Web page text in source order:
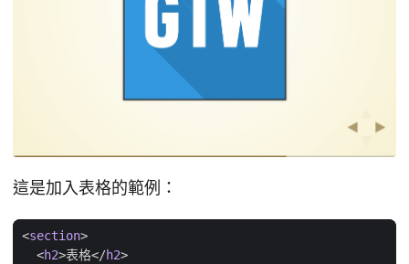
這是加入表格的範例：
<section>
<h2>表格</h2>